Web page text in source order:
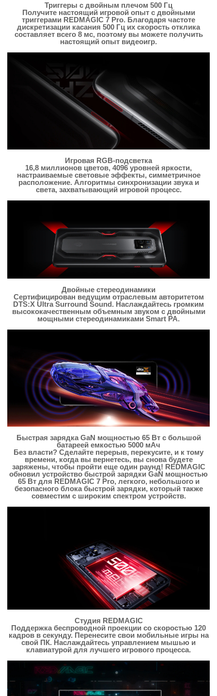
Триггеры с двойным плечом 500 Гц
Получите настоящий игровой опыт с двойными
триггерами REDMAGIC 7 Pro. Благодаря частоте
дискретизации касания 500 Гц их скорость отклика
составляет всего 8 мс, поэтому вы можете получить
настоящий опыт видеоигр.
Игровая RGB-подсветка
16,8 миллионов цветов, 4096 уровней яркости,
настраиваемые световые эффекты, симметричное
расположение. Алгоритмы синхронизации звука и
света, захватывающий игровой процесс.
Двойные стереодинамики
Сертифицирован ведущим отраслевым авторитетом
DTS:X Ultra Surround Sound. Наслаждайтесь громким
высококачественным объемным звуком с двойными
мощными стереодинамиками Smart PA.
Быстрая зарядка GaN мощностью 65 Вт с большой
батареей емкостью 5000 мАч
Без власти? Сделайте перерыв, перекусите, и к тому
времени, когда вы вернетесь, вы снова будете
заряжены, чтобы пройти еще один раунд! REDMAGIC
обновил устройство быстрой зарядки GaN мощностью
65 Вт для REDMAGIC 7 Pro, легкого, небольшого и
безопасного блока быстрой зарядки, который также
совместим с широким спектром устройств.
Студия REDMAGIC
Поддержка беспроводной проекции со скоростью 120
кадров в секунду. Перенесите свои мобильные игры на
свой ПК. Наслаждайтесь управлением мышью и
клавиатурой для лучшего игрового процесса.